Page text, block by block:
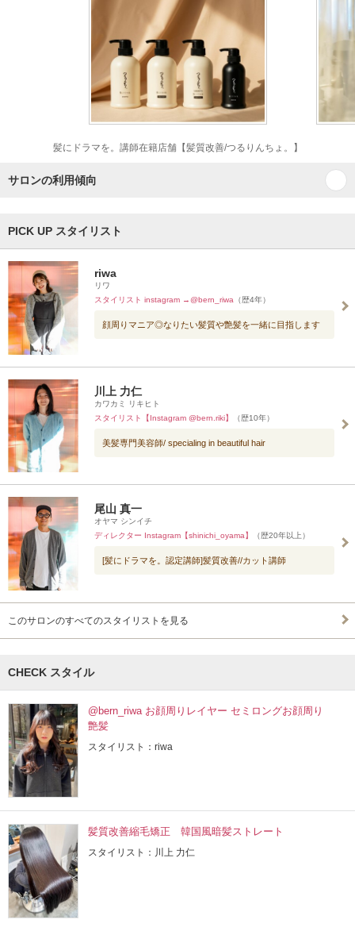
髪にドラマを。講師在籍店舗【髪質改善/つるりんちょ。】
サロンの利用傾向
PICK UP スタイリスト
riwa
リワ
スタイリスト instagram →@bern_riwa （歴4年）
顔周りマニア◎なりたい髪質や艶髪を一緒に目指します
川上 力仁
カワカミ リキヒト
スタイリスト【Instagram @bern.riki】
（歴10年）
美髪専門美容師/ specialing in beautiful hair
尾山 真一
オヤマ シンイチ
ディレクター Instagram【shinichi_oyama】
（歴20年以上）
[髪にドラマを。認定講師]髪質改善//カット講師
このサロンのすべてのスタイリストを見る
CHECK スタイル
@bern_riwa お顔周りレイヤー セミロングお顔周り
艶髪
スタイリスト：riwa
髪質改善縮毛矯正 韓国風暗髪ストレート
スタイリスト：川上 力仁